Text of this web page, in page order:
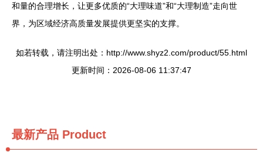
和量的合理增长，让更多优质的“大理味道”和“大理制造”走向世
界，为区域经济高质量发展提供更坚实的支撑。
如若转载，请注明出处：http://www.shyz2.com/product/55.html
更新时间：2026-08-06 11:37:47
最新产品 Product